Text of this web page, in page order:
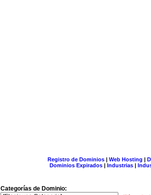
Registro de Dominios| Web Hosting |
Dominios Expirados | Industrias |
Categorías de Dominio: